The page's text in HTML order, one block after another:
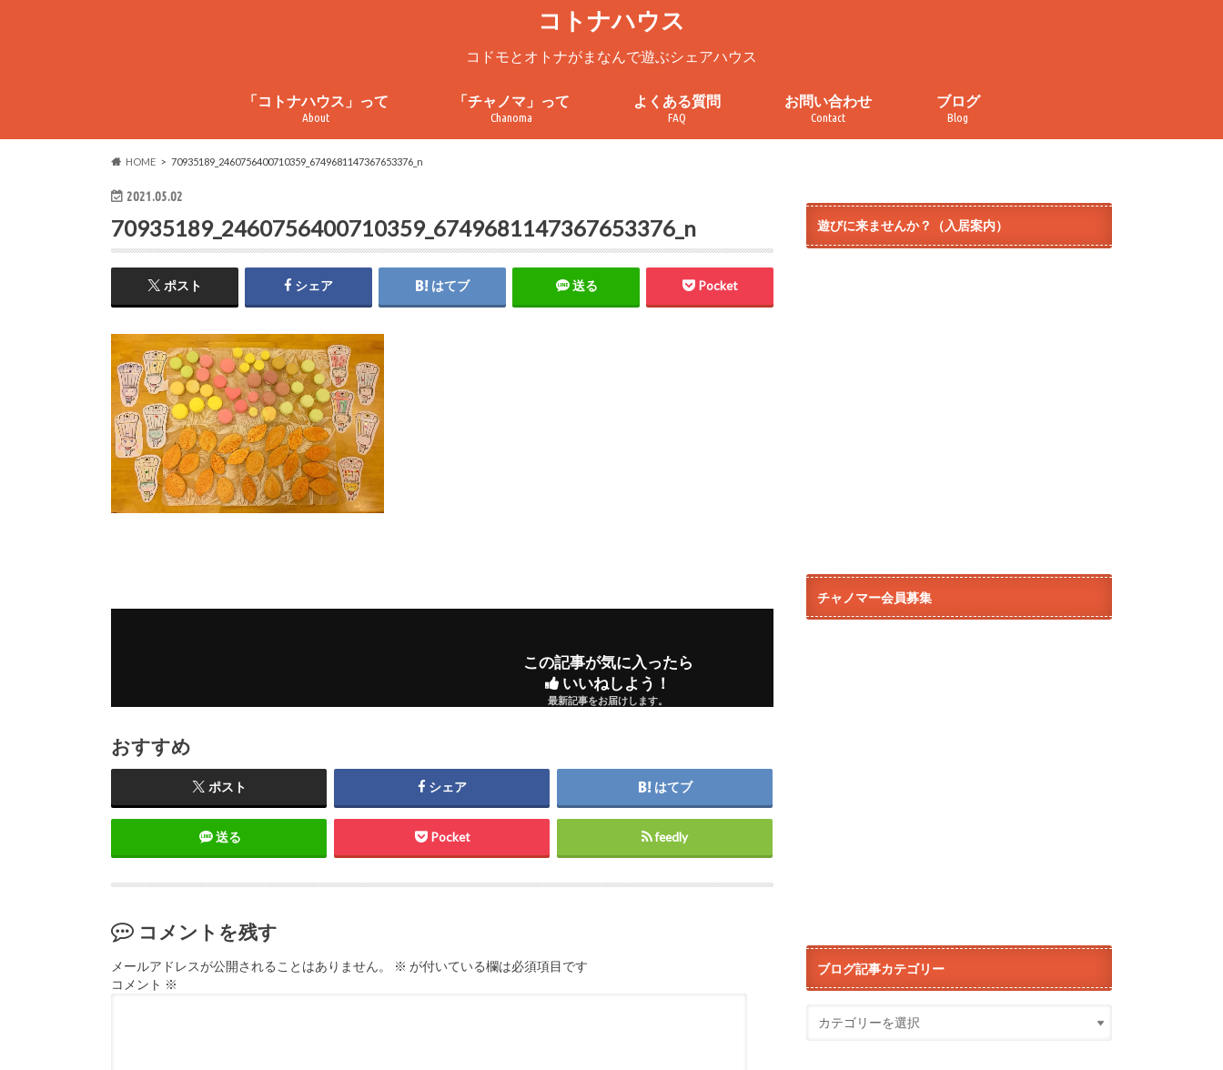
コトナハウス
コドモとオトナがまなんで遊ぶシェアハウス
「コトナハウス」って
About
「チャノマ」って
Chanoma
よくある質問
FAQ
お問い合わせ
Contact
ブログ
Blog
HOME 70935189_2460756400710359_6749681147367653376_n
2021.05.02
70935189_2460756400710359_6749681147367653376_n
ポスト シェア はてブ 送る Pocket
この記事が気に入ったら
いいねしよう！
最新記事をお届けします。
おすすめ
ポスト シェア はてブ
送る Pocket feedly
コメントを残す
メールアドレスが公開されることはありません。 ※ が付いている欄は必須項目です
コメント ※
遊びに来ませんか？（入居案内）
チャノマー会員募集
ブログ記事カテゴリー